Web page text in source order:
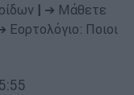
➔ Μάθετε
Εορτολόγιο: Ποιοι